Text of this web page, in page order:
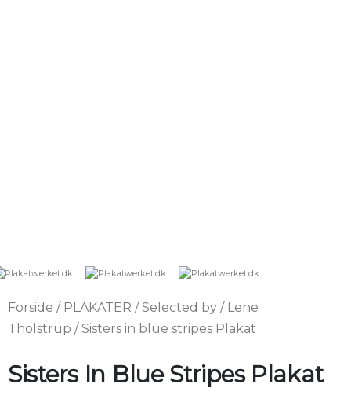
Forside / PLAKATER /Selected by / Lene
Tholstrup / Sisters in blue stripes Plakat
Sisters In Blue Stripes Plakat